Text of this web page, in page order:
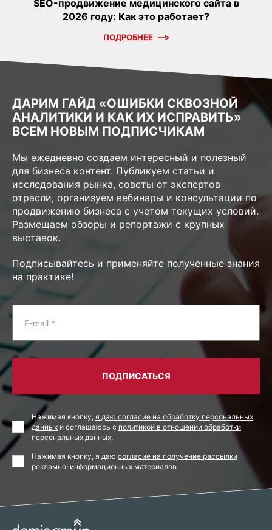
SEO-продвижение медицинского сайта в
2026 году: Как это работает?
ПОДРОБНЕЕ
ДАРИМ ГАЙД «ОШИБКИ СКВОЗНОЙ
АНАЛИТИКИ И КАК ИХ ИСПРАВИТЬ»
ВСЕМ НОВЫМ ПОДПИСЧИКАМ
Мы ежедневно создаем интересный и полезный
для бизнеса контент. Публикуем статьи и
исследования рынка, советы от экспертов
отрасли, организуем вебинары и консультации по
продвижению бизнеса с учетом текущих условий.
Размещаем обзоры и репортажи с крупных
выставок.
Подписывайтесь и применяйте полученные знания
на практике!
E-mail *
ПОДПИСАТЬСЯ
Нажимая кнопку, я даю согласие на обработку персональных
данных и соглашаюсь с политикой в отношении обработки
персональных данных.
Нажимая кнопку, я даю согласие на получение рассылки
рекламно-информационных материалов.